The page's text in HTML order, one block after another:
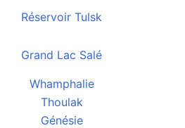
Réservoir Tulsk
Grand Lac Salé
Whamphalie
Thoulak
Génésie